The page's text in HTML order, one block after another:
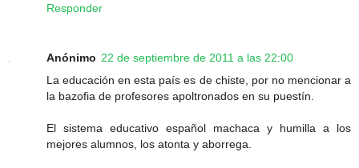
Responder
Anónimo 22 de septiembre de 2011 a las 22:00
La educación en esta país es de chiste, por no mencionar a
la bazofia de profesores apoltronados en su puestín.
El sistema educativo español machaca y humilla a los
mejores alumnos, los atonta y aborrega.